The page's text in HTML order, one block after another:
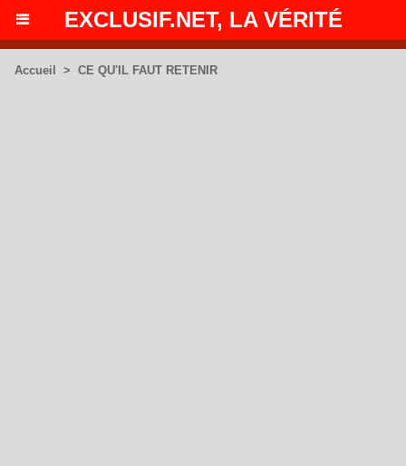
EXCLUSIF.NET, LA VÉRITÉ
Accueil > CE QU'IL FAUT RETENIR